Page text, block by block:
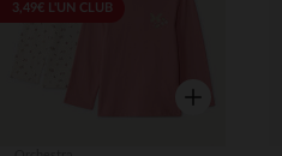
3,49€ L'UN CLUB
Aperçu rapide